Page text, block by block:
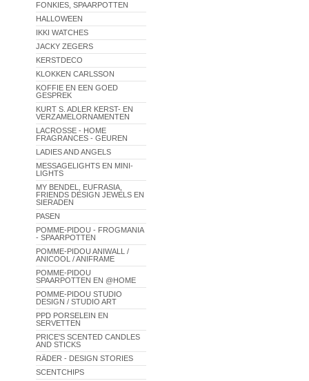
FONKIES, SPAARPOTTEN
HALLOWEEN
IKKI WATCHES
JACKY ZEGERS
KERSTDECO
KLOKKEN CARLSSON
KOFFIE EN EEN GOED
GESPREK
KURT S. ADLER KERST- EN
VERZAMELORNAMENTEN
LACROSSE - HOME
FRAGRANCES - GEUREN
LADIES AND ANGELS
MESSAGELIGHTS EN MINI-
LIGHTS
MY BENDEL, EUFRASIA,
FRIENDS DESIGN JEWELS EN
SIERADEN
PASEN
POMME-PIDOU - FROGMANIA
- SPAARPOTTEN
POMME-PIDOU ANIWALL /
ANICOOL / ANIFRAME
POMME-PIDOU
SPAARPOTTEN EN @HOME
POMME-PIDOU STUDIO
DESIGN / STUDIO ART
PPD PORSELEIN EN
SERVETTEN
PRICE'S SCENTED CANDLES
AND STICKS
RÄDER - DESIGN STORIES
SCENTCHIPS